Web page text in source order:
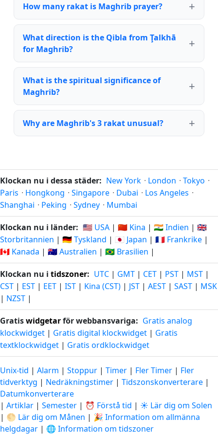
How many rakat is Maghrib prayer?
What direction is the Qibla from Ţalkhā
for Maghrib?
What is the spiritual significance of
Maghrib?
Why are Maghrib's 3 rakat unusual?
Klockan nu i dessa städer: New York · London · Tokyo ·
Paris · Hongkong · Singapore · Dubai · Los Angeles ·
Shanghai · Peking · Sydney · Mumbai
Klockan nu i länder: 🇺🇸 USA | 🇨🇳 Kina | 🇮🇳 Indien | 🇬🇧
Storbritannien | 🇩🇪 Tyskland | 🇯🇵 Japan | 🇫🇷 Frankrike |
🇨🇦 Kanada | 🇦🇺 Australien | 🇧🇷 Brasilien |
Klockan nu i tidszoner: UTC | GMT | CET | PST | MST |
CST | EST | EET | IST | Kina (CST) | JST | AEST | SAST | MSK
| NZST |
Gratiswidgetarför webbansvariga: Gratis analog
klockwidget | Gratis digital klockwidget | Gratis
textklockwidget | Gratis ordklockwidget
Unix-tid | Alarm | Stoppur | Timer | Fler Timer | Fler
tidverktyg | Nedräkningstimer | Tidszonskonverterare |
Datumkonverterare
| Artiklar | Semester | ⏰ Förstå tid | ☀️ Lär dig om Solen
| 🌕 Lär dig om Månen | 🎉 Information om allmänna
helgdagar | 🌐 Information om tidszoner